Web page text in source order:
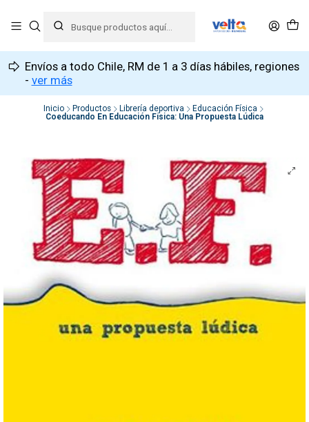
Envíos a todo Chile, RM de 1 a 3 días hábiles, regiones
- ver más
Inicio Productos Librería deportiva
Educación Física
Coeducando En Educación Física: Una Propuesta Lúdica